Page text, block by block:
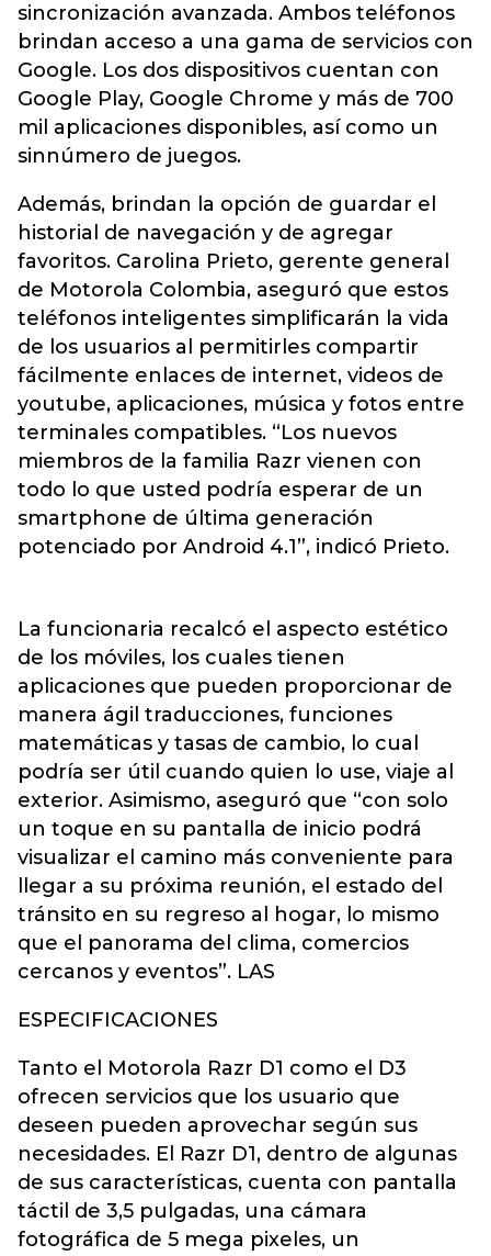
sincronización avanzada. Ambos teléfonos
brindan acceso a una gama de servicios con
Google. Los dos dispositivos cuentan con
Google Play, Google Chrome y más de 700
mil aplicaciones disponibles, así como un
sinnúmero de juegos.
Además, brindan la opción de guardar el
historial de navegación y de agregar
favoritos. Carolina Prieto, gerente general
de Motorola Colombia, aseguró que estos
teléfonos inteligentes simplificarán la vida
de los usuarios al permitirles compartir
fácilmente enlaces de internet, videos de
youtube, aplicaciones, música y fotos entre
terminales compatibles. “Los nuevos
miembros de la familia Razr vienen con
todo lo que usted podría esperar de un
smartphone de última generación
potenciado por Android 4.1”, indicó Prieto.
La funcionaria recalcó el aspecto estético
de los móviles, los cuales tienen
aplicaciones que pueden proporcionar de
manera ágil traducciones, funciones
matemáticas y tasas de cambio, lo cual
podría ser útil cuando quien lo use, viaje al
exterior. Asimismo, aseguró que “con solo
un toque en su pantalla de inicio podrá
visualizar el camino más conveniente para
llegar a su próxima reunión, el estado del
tránsito en su regreso al hogar, lo mismo
que el panorama del clima, comercios
cercanos y eventos”. LAS
ESPECIFICACIONES
Tanto el Motorola Razr D1 como el D3
ofrecen servicios que los usuario que
deseen pueden aprovechar según sus
necesidades. El Razr D1, dentro de algunas
de sus características, cuenta con pantalla
táctil de 3,5 pulgadas, una cámara
fotográfica de 5 mega pixeles, un